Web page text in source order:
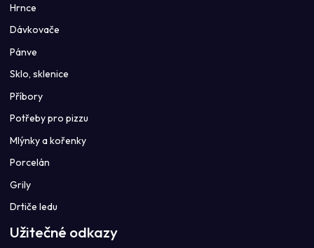
Hrnce
Dávkovače
Pánve
Sklo, sklenice
Příbory
Potřeby pro pizzu
Mlýnky a kořenky
Porcelán
Grily
Drtiče ledu
Užitečné odkazy